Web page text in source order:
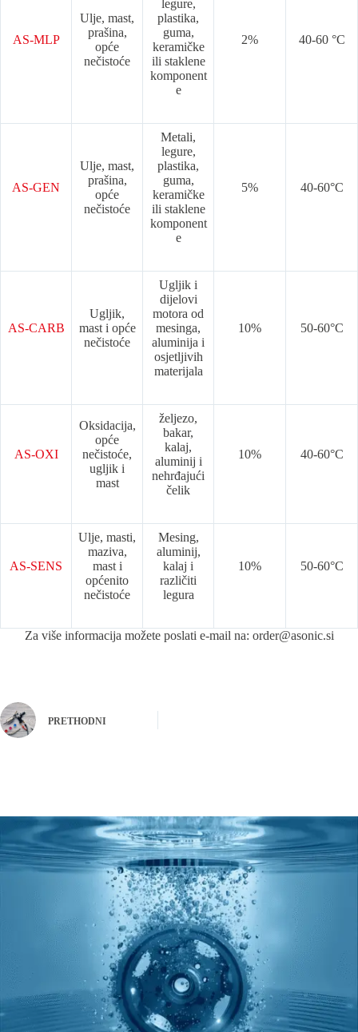
AS-MLP
Ulje, mast,
prašina,
opće
nečistoće
legure,
plastika,
guma,
keramičke
ili staklene
komponent
e
2% 40-60 °C
AS-GEN
Ulje, mast,
prašina,
opće
nečistoće
Metali,
legure,
plastika,
guma,
keramičke
ili staklene
komponent
e
5% 40-60°C
AS-CARB
Ugljik,
mast i opće
nečistoće
Ugljik i
dijelovi
motora od
mesinga,
aluminija i
osjetljivih
materijala
10% 50-60°C
AS-OXI
Oksidacija,
opće
nečistoće,
ugljik i
mast
željezo,
bakar,
kalaj,
aluminij i
nehrđajući
čelik
10% 40-60°C
AS-SENS
Ulje, masti,
maziva,
mast i
općenito
nečistoće
Mesing,
aluminij,
kalaj i
različiti
legura
10% 50-60°C
Za više informacija možete poslati e-mail na: order@asonic.si
PRETHODNI